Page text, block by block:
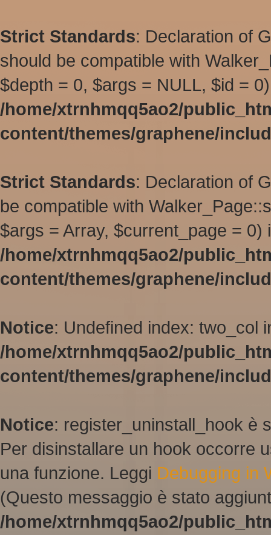
Strict Standards: Declaration of
should be compatible with
$depth = 0, $args = NULL, $id =
/home/xtrnhmqq5ao2/
content/themes/graphene/
Strict Standards: Declaration of
be compatible with
$args = Array, $current_page = 0)
/home/xtrnhmqq5ao2/
content/themes/graphene/
Notice: Undefined index: two_col
/home/xtrnhmqq5ao2/
content/themes/graphene/
Notice: register_uninstall_hook è
Per disinstallare un hook occorre
una funzione. Leggi Debugging in
(Questo messaggio è stato
/home/xtrnhmqq5ao2/